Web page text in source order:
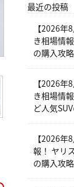
最近の投稿
【2026
き相場情
の購入攻
【2026
き相場情
ど人気
【2026
報！ ヤリ
の購入攻